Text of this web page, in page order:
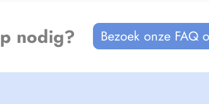
nodig? Bezoek onze FAQ